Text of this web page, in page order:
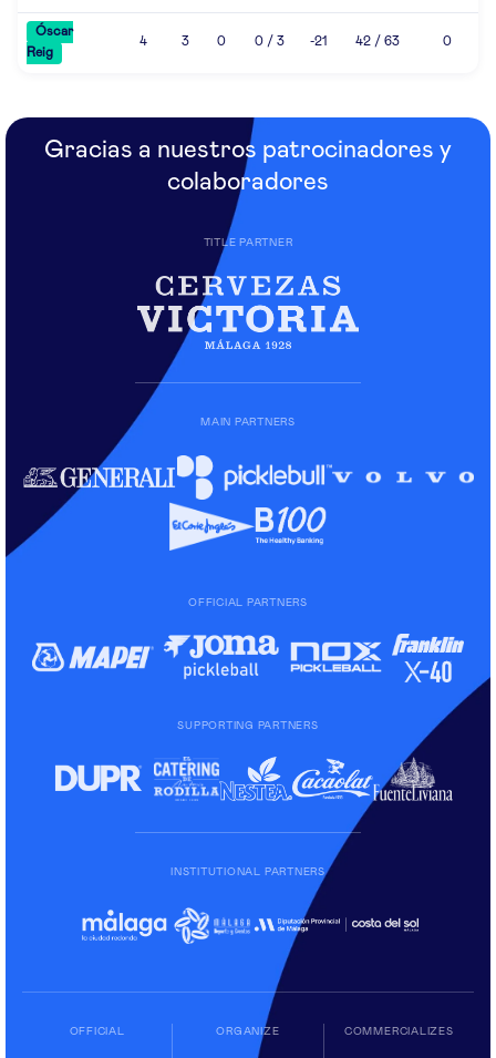
Óscar
Reig
4 3 0 0 / 3 -21 42 / 63 0
Gracias a nuestros patrocinadores y
colaboradores
TITLE PARTNER
MAIN PARTNERS
OFFICIAL PARTNERS
SUPPORTING PARTNERS
INSTITUTIONAL PARTNERS
OFFICIAL ORGANIZE COMMERCIALIZES